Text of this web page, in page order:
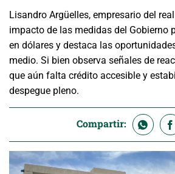
Lisandro Argüelles, empresario del
impacto de las medidas del Gobierno
en dólares y destaca las
medio. Si bien observa señales de
que aún falta crédito accesible y
despegue pleno.
Compartir: